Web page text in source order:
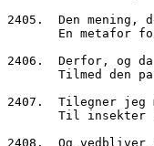
2405.  Den
En
2406.  Derfor, og
Tilmed
2407.  Tilegner jeg
Til
2408.  Og